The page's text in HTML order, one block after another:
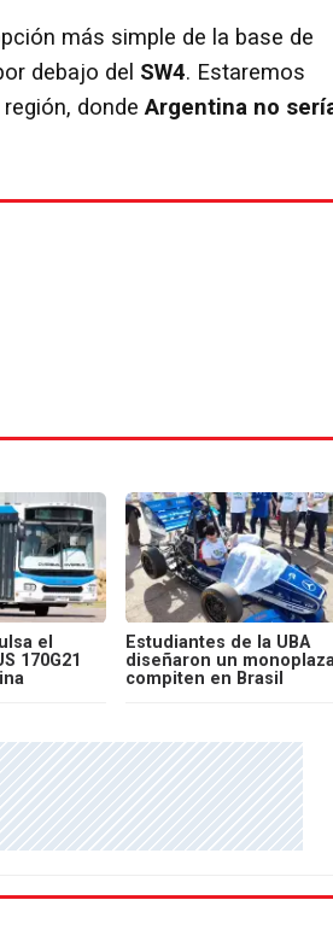
más simple de la base de
debajo del SW4. Estaremos
región, dondeArgentina no
el
170G21
Estudiantes de la UBA
diseñaron un
compiten en Brasil